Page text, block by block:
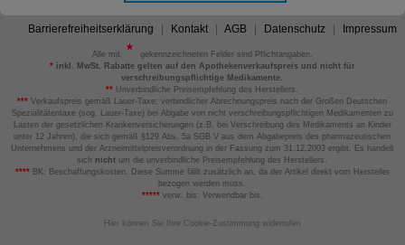
Barrierefreiheitserklärung Kontakt AGB Datenschutz Impressum
Alle mit
gekennzeichneten Felder sind Pflichtangaben.
*inkl. MwSt. Rabatte gelten auf den Apothekenverkaufspreis und nicht für
verschreibungspflichtige Medikamente.
** Unverbindliche Preisempfehlung des Herstellers.
*** Verkaufspreis gemäß Lauer-Taxe; verbindlicher Abrechnungspreis nach der Großen Deutschen
Spezialitätentaxe (sog. Lauer-Taxe) bei Abgabe von nicht verschreibungspflichtigen Medikamenten zu
Lasten der gesetzlichen Krankenversicherungen (z.B. bei Verschreibung des Medikaments an Kinder
unter 12 Jahren), die sich gemäß §129 Abs. 5a SGB V aus dem Abgabepreis des pharmazeutischen
Unternehmens und der Arzneimittelpreisverordnung in der Fassung zum 31.12.2003 ergibt. Es handelt
sich nicht um die unverbindliche Preisempfehlung des Herstellers.
****BK: Beschaffungskosten. Diese Summe fällt zusätzlich an, da der Artikel direkt vom Hersteller
bezogen werden muss.
*****verw. bis: Verwendbar bis.
Hier können Sie Ihre Cookie-Zustimmung widerrufen